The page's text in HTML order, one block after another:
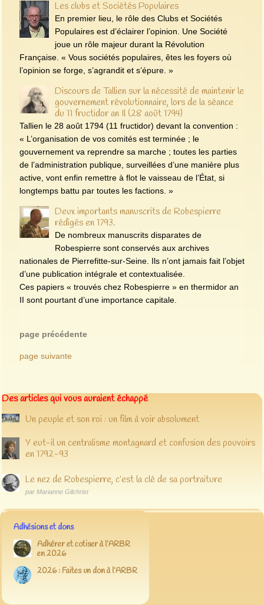
Les clubs et Sociétés Populaires
En premier lieu, le rôle des Clubs et Sociétés
Populaires est d’éclairer l’opinion. Une Société
joue un rôle majeur durant la Révolution
Française. « Vous sociétés populaires, êtes les foyers où
l’opinion se forge, s’agrandit et s’épure. »
Discours de Tallien sur la nécessité de maintenir le
gouvernement révolutionnaire, lors de la séance
du 11 fructidor an Il (28 août 1794)
Tallien le 28 août 1794 (11 fructidor) devant la convention :
« L’organisation de vos comités est terminée ; le
gouvernement va reprendre sa marche ; toutes les parties
de l’administration publique, surveillées d’une manière plus
active, vont enfin remettre à flot le vaisseau de l’État, si
longtemps battu par toutes les factions. »
Deux importants manuscrits de Robespierre
rédigés en 1793.
De nombreux manuscrits disparates de
Robespierre sont conservés aux archives
nationales de Pierrefitte-sur-Seine. Ils n’ont jamais fait l’objet
d’une publication intégrale et contextualisée.
Ces papiers « trouvés chez Robespierre » en thermidor an
II sont pourtant d’une importance capitale.
page précédente
page suivante
Des articles qui vous auraient échappé
Un peuple et son roi : un film à voir absolument
Y eut-il un centralisme montagnard et confusion des pouvoirs
en 1792-93
Le nez de Robespierre, c’est la clé de sa portraiture
par Marianne Gilchrist
Adhésions et dons
Adhérer et cotiser à l’ARBR
en 2026
2026 : Faites un don à l’ARBR